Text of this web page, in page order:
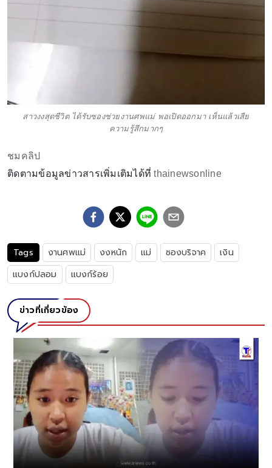
สาวงงสุดชีวิต ได้รับซองช่วยงานศพแม่ พอเปิดออกมา เห็นแล้วเสีย
ความรู้สึกมากๆ
ชมคลิป
ติดตามข้อมูลข่าวสารเพิ่มเติมได้ที่thainewsonline
Tags งานศพแม่ งงหนัก แม่ ซองบริจาค
เงิน
แบงก์ปลอม
แบงก์ร้อย
ข่าวที่เกี่ยวข้อง